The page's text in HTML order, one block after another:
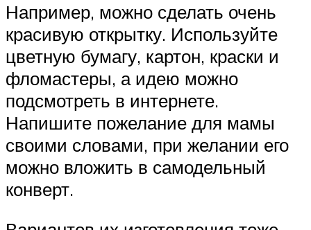
Например, можно сделать очень
красивую открытку. Используйте
цветную бумагу, картон, краски и
фломастеры, а идею можно
подсмотреть в интернете.
Напишите пожелание для мамы
своими словами, при желании его
можно вложить в самодельный
конверт.